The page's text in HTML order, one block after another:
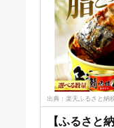
出典：楽天ふるさと納
【ふるさと